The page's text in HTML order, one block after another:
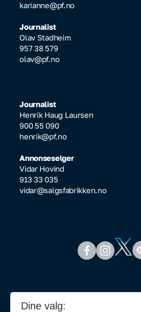
karianne@pf.no
Journalist
Olav Stadheim
957 38 579
olav@pf.no
Journalist
Henrik Haug Laursen
900 55 090
henrik@pf.no
Annonseselger
Vidar Hovind
913 33 035
vidar@salgsfabrikken.no
Dine valg: